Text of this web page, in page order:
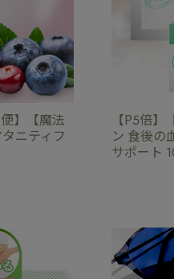
】【魔法
ニティフ
【P5倍
ン 食後の
サポート